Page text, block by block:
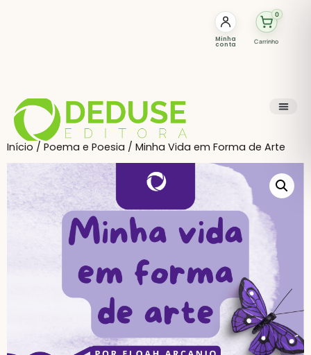
Minha
conta Carrinho
0
Início / Poema e Poesia / Minha Vida em Forma de Arte